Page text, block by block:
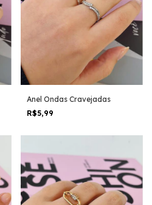
Anel Ondas Cravejadas
R$5,99